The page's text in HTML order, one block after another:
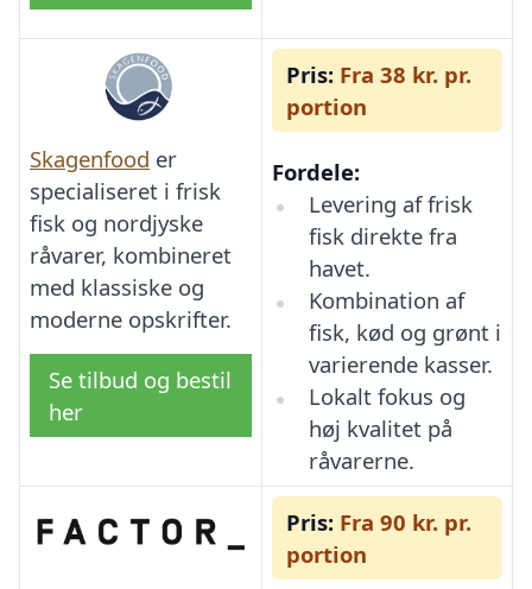
Skagenfood er
specialiseret i frisk
fisk og nordjyske
råvarer, kombineret
med klassiske og
moderne opskrifter.
Se tilbud og bestil
her
Pris: Fra 38 kr. pr.
portion
Fordele:
Levering af frisk
fisk direkte fra
havet.
Kombination af
fisk, kød og grønt i
varierende kasser.
Lokalt fokus og
høj kvalitet på
råvarerne.
Pris: Fra 90 kr. pr.
portion